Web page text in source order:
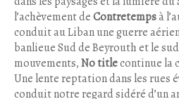
l’achèvement deContretempsà
conduit au Liban une guerre
banlieue Sud de Beyrouth et le
mouvements,No titlecontinue la
Une lente reptation dans les rues
conduit notre regard sidéré d’un